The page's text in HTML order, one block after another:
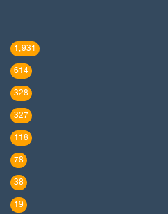
1٬931
614
328
327
118
78
38
19